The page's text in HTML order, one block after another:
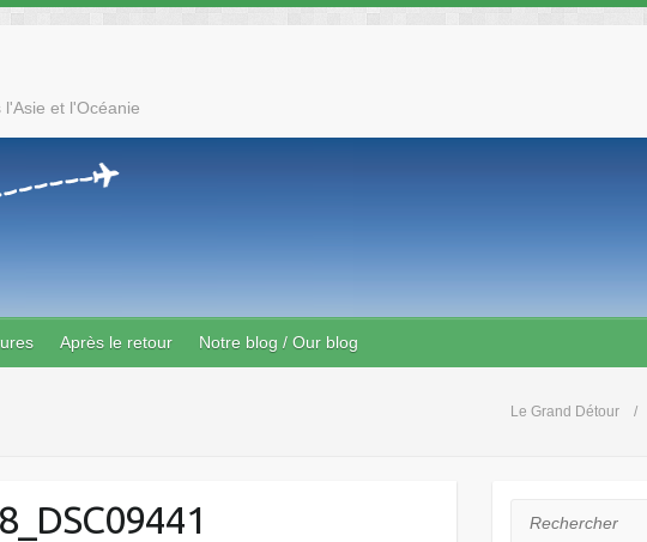
et l'Océanie
Après le retour Notre blog / Our blog
Le Grand Détour
Rechercher